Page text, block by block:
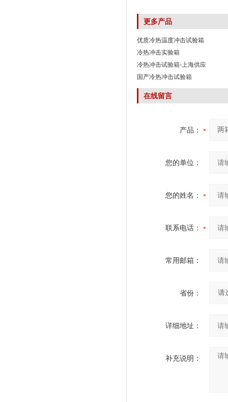
更多产品
优质冷热温度冲击试验箱
冷热冲击实验箱
冷热冲击试验箱-上海供应
国产冷热冲击试验箱
在线留言
产品：
您的单位：
您的姓名：
联系电话：
常用邮箱：
省份：
详细地址：
补充说明：